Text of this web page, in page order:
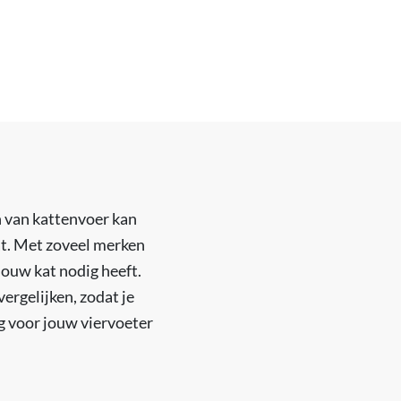
kattenvoer kan
Met zoveel merken
kat nodig heeft.
zodat je
voor jouw viervoeter